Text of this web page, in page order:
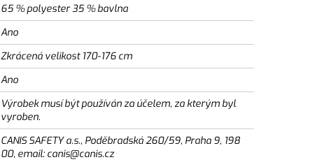
65 % polyester 35 % bavlna
Ano
Zkrácená velikost 170-176 cm
Ano
Výrobek musí být používán za účelem, za kterým byl
vyroben.
CANIS SAFETY a.s., Poděbradská 260/59, Praha 9, 198
00, email: canis@canis.cz